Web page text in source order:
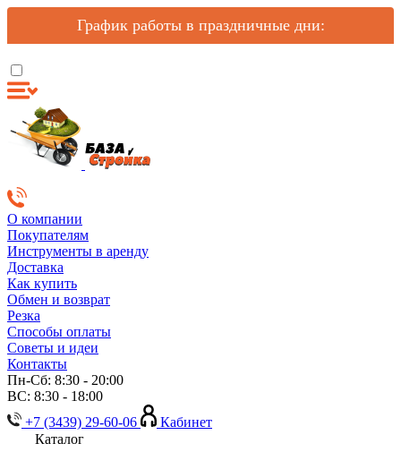
График работы в праздничные дни:
О компании
Покупателям
Инструменты в аренду
Доставка
Как купить
Обмен и возврат
Резка
Способы оплаты
Советы и идеи
Контакты
Пн-Сб: 8:30 - 20:00
ВС: 8:30 - 18:00
+7 (3439) 29-60-06
Кабинет
Каталог